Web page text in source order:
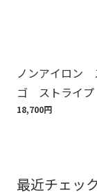
ノンアイロン
ゴ ストライ
18,700円
最近チェッ